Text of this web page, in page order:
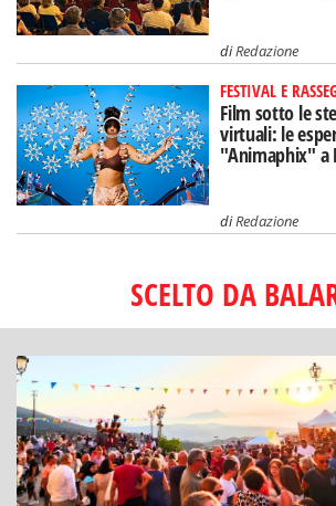
diRedazione
FESTIVAL E
Film sotto le
virtuali: le
"Animaphix" a
diRedazione
SCELTO DA